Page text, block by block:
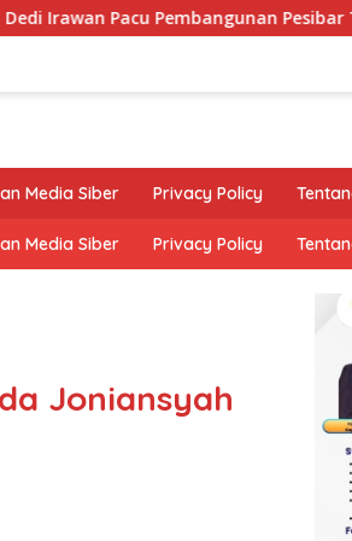
Pembangunan Pesibar Tiga
Media Siber Privacy Policy
Media Siber Privacy Policy
Joniansyah